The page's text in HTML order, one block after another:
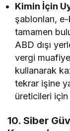
Kimin İçin
şablonları,
tamamen
ABD dışı
vergi
kullanarak
tekrar işine
üreticileri için
10. Siber